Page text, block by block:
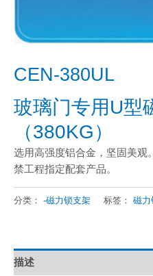
CEN-380UL
玻璃门专用U型
（380KG）
选用高强度铝合金，坚固美观
禁工程指定配套产品。
分类： -磁力锁支架 标签： 磁力
描述